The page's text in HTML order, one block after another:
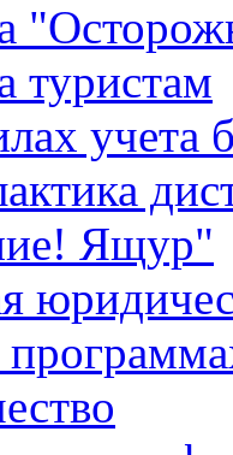
туристам
учета
Ящур"